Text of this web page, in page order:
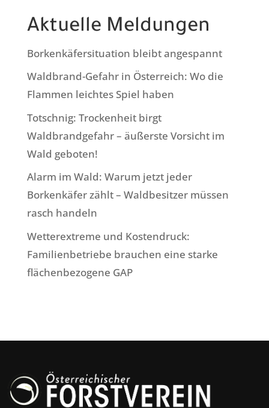
Aktuelle Meldungen
Borkenkäfersituation bleibt angespannt
Waldbrand-Gefahr in Österreich: Wo die
Flammen leichtes Spiel haben
Totschnig: Trockenheit birgt
Waldbrandgefahr – äußerste Vorsicht im
Wald geboten!
Alarm im Wald: Warum jetzt jeder
Borkenkäfer zählt – Waldbesitzer müssen
rasch handeln
Wetterextreme und Kostendruck:
Familienbetriebe brauchen eine starke
flächenbezogene GAP